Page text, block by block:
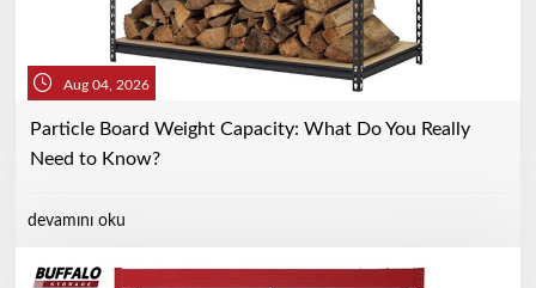
Aug 04, 2026
Particle Board Weight Capacity: What Do You Really
Need to Know?
devamını oku